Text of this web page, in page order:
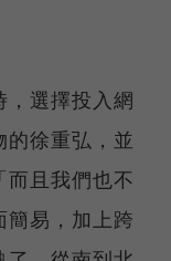
選擇投入網
的徐重弘，並
且我們也不
易，加上跨